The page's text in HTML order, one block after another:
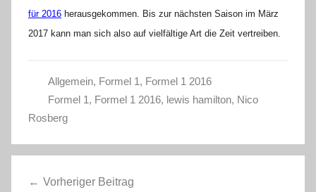
für 2016 herausgekommen. Bis zur nächsten Saison im März
2017 kann man sich also auf vielfältige Art die Zeit vertreiben.
Allgemein, Formel 1, Formel 1 2016
Formel 1, Formel 1 2016, lewis hamilton, Nico
Rosberg
Vorheriger Beitrag